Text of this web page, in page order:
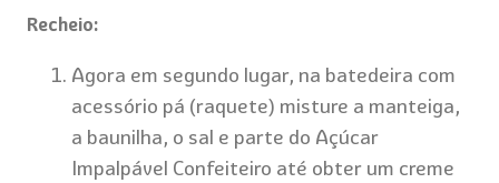
Recheio:
Agora em segundo lugar, na batedeira com
acessório pá (raquete) misture a manteiga,
a baunilha, o sal e parte do Açúcar
Impalpável Confeiteiro até obter um creme